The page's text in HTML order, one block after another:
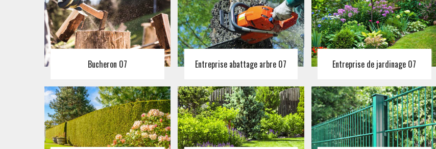
Bucheron 07 Entreprise abattage arbre 07 Entreprise de jardinage 07